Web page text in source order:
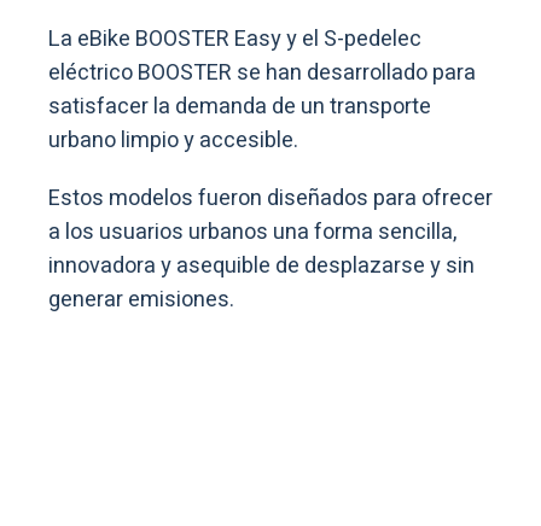
La eBike BOOSTER Easy y el S-pedelec
eléctrico BOOSTER se han desarrollado para
satisfacer la demanda de un transporte
urbano limpio y accesible.
Estos modelos fueron diseñados para ofrecer
a los usuarios urbanos una forma sencilla,
innovadora y asequible de desplazarse y sin
generar emisiones.